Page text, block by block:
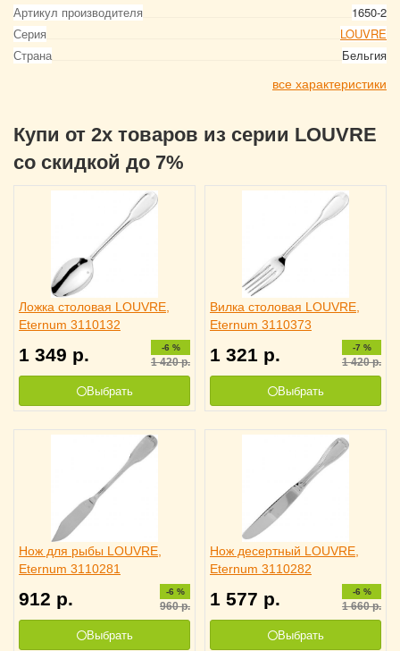
Артикул производителя
1650-2
Серия
LOUVRE
Страна
Бельгия
все характеристики
Купи от 2х товаров из серии LOUVRE
со скидкой до 7%
Ложка столовая LOUVRE,
Eternum 3110132
1 349 р. -6 %
1 420р.
Выбрать
Вилка столовая LOUVRE,
Eternum 3110373
1 321 р. -7 %
1 420р.
Выбрать
Нож для рыбы LOUVRE,
Eternum 3110281
912 р. -6 %
960р.
Выбрать
Нож десертный LOUVRE,
Eternum 3110282
1 577 р. -6 %
1 660р.
Выбрать